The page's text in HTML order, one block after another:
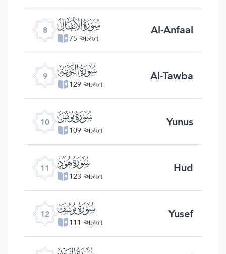
8 ﮔ
75 આયત Al-Anfaal
9 ﮕ
129 આયત Al-Tawba
10 ﮖ
109 આયત Yunus
11 ﮗ
123 આયત Hud
12 ﮘ
111 આયત Yusef